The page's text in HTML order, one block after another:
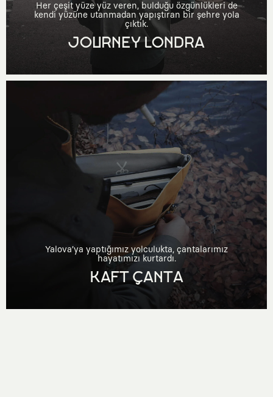
Her çeşit yüze yüz veren, bulduğu özgünlükleri de
kendi yüzüne utanmadan yapıştıran bir şehre yola
çıktık.
JOURNEY LONDRA
Yalova’ya yaptığımız yolculukta, çantalarımız
hayatımızı kurtardı.
KAFT ÇANTA